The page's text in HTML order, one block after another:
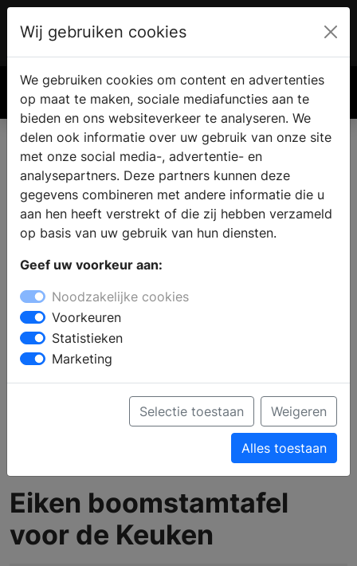
€ 0.00
Eiken boomstamtafel
voor de Keuken
Wij gebruiken cookies
We gebruiken cookies om content en advertenties
op maat te maken, sociale mediafuncties aan te
bieden en ons websiteverkeer te analyseren. We
delen ook informatie over uw gebruik van onze site
met onze social media-, advertentie- en
analysepartners. Deze partners kunnen deze
gegevens combineren met andere informatie die u
aan hen heeft verstrekt of die zij hebben verzameld
op basis van uw gebruik van hun diensten.
Geef uw voorkeur aan:
Noodzakelijke cookies
Voorkeuren
Statistieken
Marketing
Selectie toestaan Weigeren
Alles toestaan